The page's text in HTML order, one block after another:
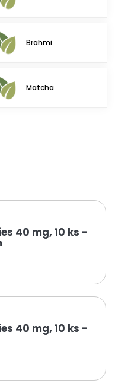
Brahmi
Matcha
40 mg, 10 ks -
40 mg, 10 ks -